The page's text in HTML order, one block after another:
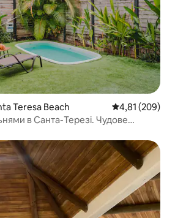
Teresa Beach Середня
4,81 (209)
в Санта-Терезі. Чудове